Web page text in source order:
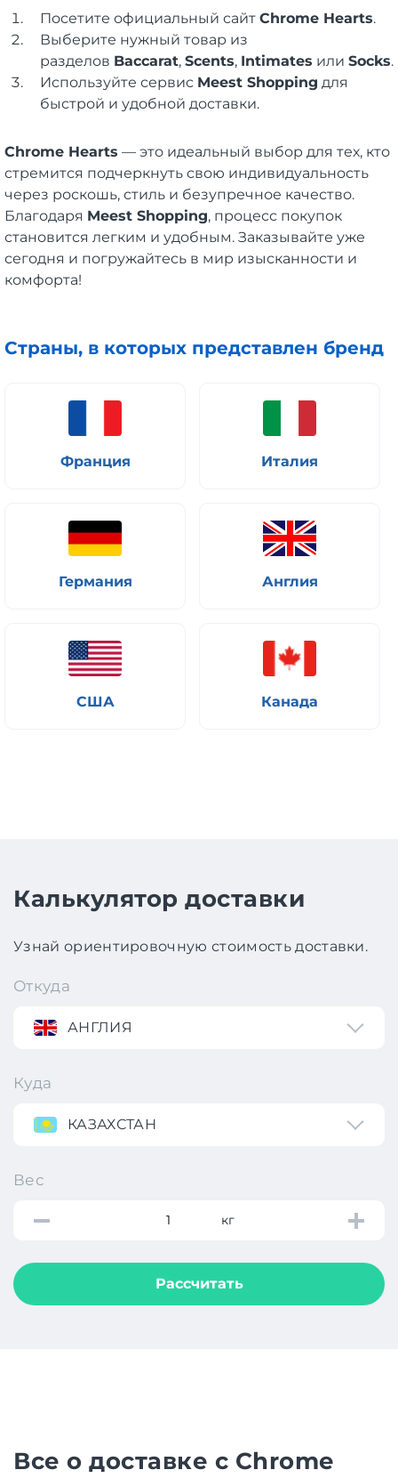
Посетите официальный сайт Chrome Hearts.
Выберите нужный товар из
разделов Baccarat, Scents, Intimates или Socks.
Используйте сервис Meest Shopping для
быстрой и удобной доставки.
Chrome Hearts — это идеальный выбор для тех, кто
стремится подчеркнуть свою индивидуальность
через роскошь, стиль и безупречное качество.
Благодаря Meest Shopping, процесс покупок
становится легким и удобным. Заказывайте уже
сегодня и погружайтесь в мир изысканности и
комфорта!
Страны, в которых представлен бренд
Франция Италия
Германия Англия
США Канада
Калькулятор доставки
Узнай ориентировочную стоимость доставки.
Откуда
АНГЛИЯ
Куда
КАЗАХСТАН
Вес
кг
Рассчитать
Все о доставке с Chrome